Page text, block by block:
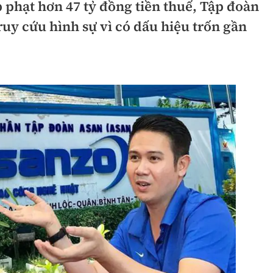
Đường thủy
Nhà thầu
Mời thầu - Đấu thầu
Thi viết về Ngành
thông
Thể thao
Bóng đá
Công nghệ
Công nghệ mới
hơn 47 tỷ đồng tiền thuế, Tập đoàn
cứu hình sự vì có dấu hiệu trốn gần